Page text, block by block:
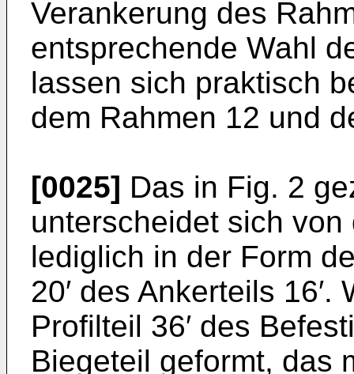
Verankerung des
entsprechende Wahl
lassen sich praktisch
dem Rahmen 12 und
[0025] Das in Fig. 2
unterscheidet sich
lediglich in der Form
20′ des Ankerteils
Profilteil 36′ des
Biegeteil geformt, das